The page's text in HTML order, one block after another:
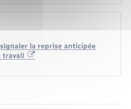
la reprise anticipée
travail